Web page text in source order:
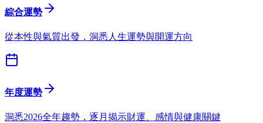
綜合運勢
從本性與氣質出發，洞悉人生運勢與開運方向
年度運勢
洞悉2026全年趨勢，逐月揭示財運、感情與健康關鍵